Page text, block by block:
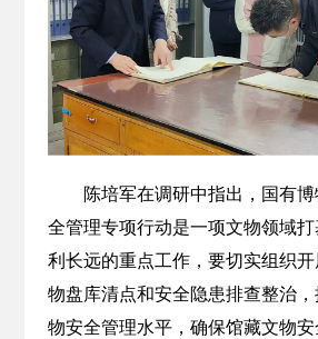
陈培军在调研中指出，国有
全管理专项行动是一项文物领域打
利长远的重点工作，要切实组织
物盘库清点和安全隐患排查整治
物安全管理水平，确保馆藏文物